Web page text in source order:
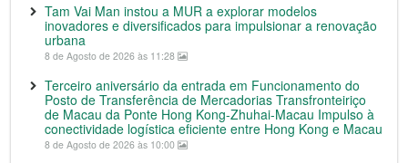
Tam Vai Man instou a MUR a explorar modelos
inovadores e diversificados para impulsionar a renovação
urbana
8 de Agosto de 2026 às 11:28
Terceiro aniversário da entrada em Funcionamento do
Posto de Transferência de Mercadorias Transfronteiriço
de Macau da Ponte Hong Kong-Zhuhai-Macau Impulso à
conectividade logística eficiente entre Hong Kong e Macau
8 de Agosto de 2026 às 10:00